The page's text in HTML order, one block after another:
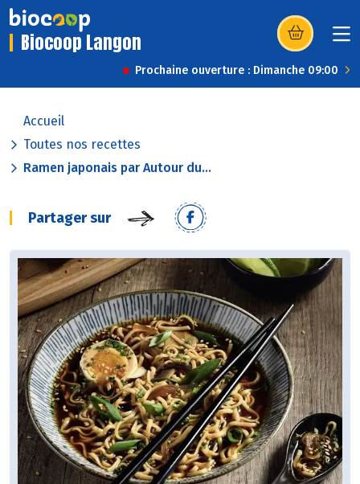
Biocoop Langon (s’ouvre dans
Prochaine ouverture : Dimanche 09:00
Accueil
Toutes nos recettes
Ramen japonais par Autour du...
Partager sur